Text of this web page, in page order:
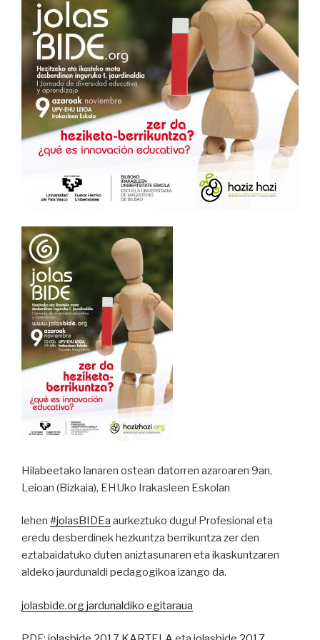
Hilabeetako lanaren ostean datorren azaroaren 9an,
Leioan (Bizkaia), EHUko Irakasleen Eskolan
lehen #jolasBIDEa aurkeztuko dugu! Profesional eta
eredu desberdinek hezkuntza berrikuntza zer den
eztabaidatuko duten aniztasunaren eta ikaskuntzaren
aldeko jaurdunaldi pedagogikoa izango da.
jolasbide.org jardunaldiko egitaraua